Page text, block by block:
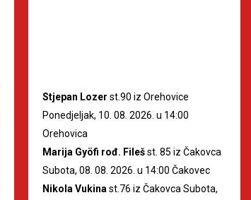
Stjepan Lozer st.90 iz Orehovice
Ponedjeljak, 10. 08. 2026. u 14:00
Orehovica
Marija Gyöfi rođ. Filešst. 85 iz Čakovca
Subota, 08. 08. 2026. u 14:00 Čakovec
Nikola Vukina st.76 iz Čakovca Subota,